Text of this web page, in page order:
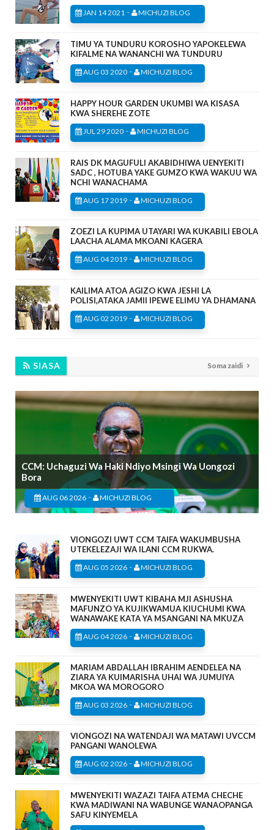
JAN 14 2021 - MICHUZI BLOG
TIMU YA TUNDURU KOROSHO YAPOKELEWA
KIFALME NA WANANCHI WA TUNDURU
AUG 03 2020 - MICHUZI BLOG
HAPPY HOUR GARDEN UKUMBI WA KISASA
KWA SHEREHE ZOTE
JUL 29 2020 - MICHUZI BLOG
RAIS DK MAGUFULI AKABIDHIWA UENYEKITI
SADC , HOTUBA YAKE GUMZO KWA WAKUU WA
NCHI WANACHAMA
AUG 17 2019 - MICHUZI BLOG
ZOEZI LA KUPIMA UTAYARI WA KUKABILI EBOLA
LAACHA ALAMA MKOANI KAGERA
AUG 04 2019 - MICHUZI BLOG
KAILIMA ATOA AGIZO KWA JESHI LA
POLISI,ATAKA JAMII IPEWE ELIMU YA DHAMANA
AUG 02 2019 - MICHUZI BLOG
SIASA Soma zaidi
CCM: Uchaguzi Wa Haki Ndiyo Msingi Wa Uongozi
Bora
AUG 06 2026 - MICHUZI BLOG
VIONGOZI UWT CCM TAIFA WAKUMBUSHA
UTEKELEZAJI WA ILANI CCM RUKWA.
AUG 05 2026 - MICHUZI BLOG
MWENYEKITI UWT KIBAHA MJI ASHUSHA
MAFUNZO YA KUJIKWAMUA KIUCHUMI KWA
WANAWAKE KATA YA MSANGANI NA MKUZA
AUG 04 2026 - MICHUZI BLOG
MARIAM ABDALLAH IBRAHIM AENDELEA NA
ZIARA YA KUIMARISHA UHAI WA JUMUIYA
MKOA WA MOROGORO
AUG 03 2026 - MICHUZI BLOG
VIONGOZI NA WATENDAJI WA MATAWI UVCCM
PANGANI WANOLEWA
AUG 02 2026 - MICHUZI BLOG
MWENYEKITI WAZAZI TAIFA ATEMA CHECHE
KWA MADIWANI NA WABUNGE WANAOPANGA
SAFU KINYEMELA